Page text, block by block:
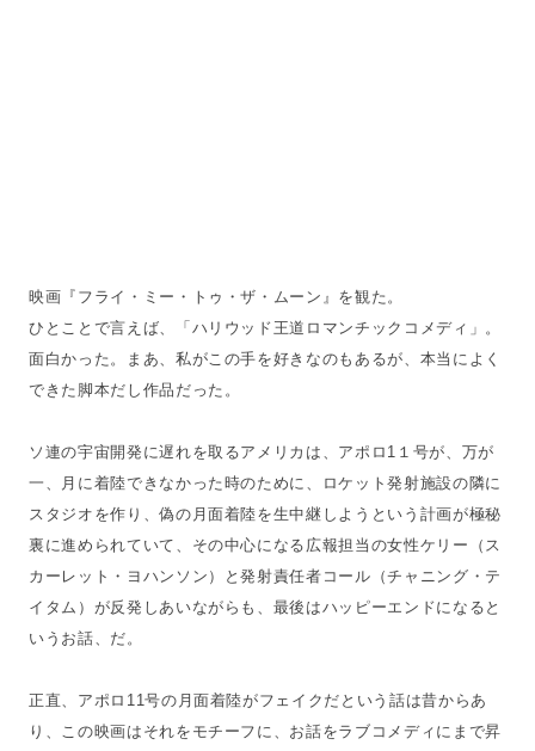
映画『フライ・ミー・トゥ・ザ・ムーン』を観た。
ひとことで言えば、「ハリウッド王道ロマンチックコメディ」。
面白かった。まあ、私がこの手を好きなのもあるが、本当によく
できた脚本だし作品だった。
ソ連の宇宙開発に遅れを取るアメリカは、アポロ1１号が、万が
一、月に着陸できなかった時のために、ロケット発射施設の隣に
スタジオを作り、偽の月面着陸を生中継しようという計画が極秘
裏に進められていて、その中心になる広報担当の女性ケリー（ス
カーレット・ヨハンソン）と発射責任者コール（チャニング・テ
イタム）が反発しあいながらも、最後はハッピーエンドになると
いうお話、だ。
正直、アポロ11号の月面着陸がフェイクだという話は昔からあ
り、この映画はそれをモチーフに、お話をラブコメディにまで昇